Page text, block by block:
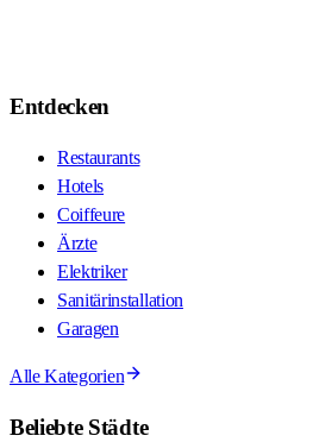
Entdecken
Restaurants
Hotels
Coiffeure
Ärzte
Elektriker
Sanitärinstallation
Garagen
Alle Kategorien
Beliebte Städte